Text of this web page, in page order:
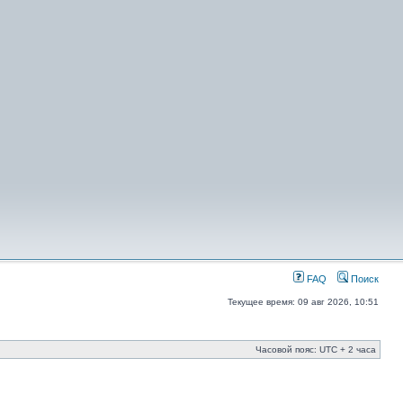
FAQ Поиск
Текущее время: 09 авг 2026, 10:51
Часовой пояс: UTC + 2 часа